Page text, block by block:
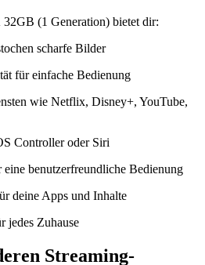
(1 Generation) bietet dir:
scharfe Bilder
für einfache Bedienung
wie Netflix, Disney+, YouTube,
Controller oder Siri
benutzerfreundliche Bedienung
deine Apps und Inhalte
jedes Zuhause
Streaming-